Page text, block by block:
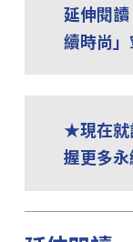
延伸閱
續時尚
★現在就
握更多